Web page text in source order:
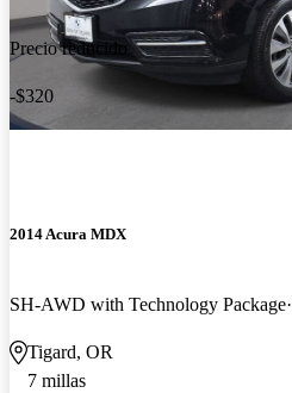
Precio reducido
-$320
2014 Acura MDX
SH-AWD with Technology Package
Tigard, OR
7 millas